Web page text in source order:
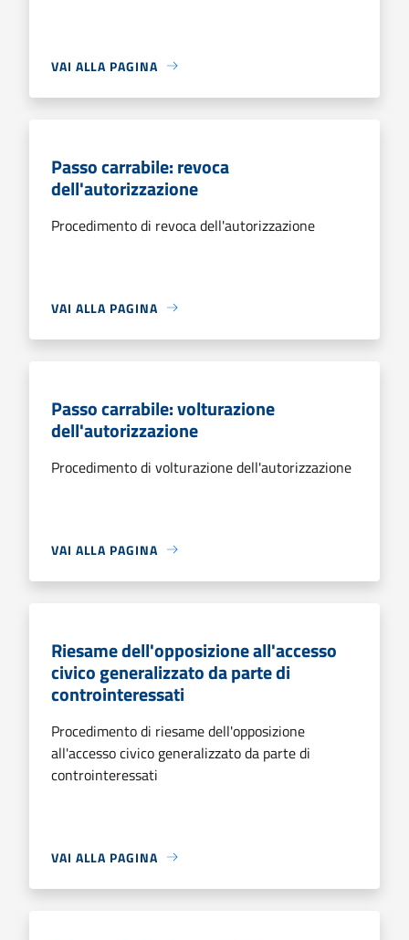
VAI ALLA PAGINA
Passo carrabile: revoca
dell'autorizzazione
Procedimento di revoca dell'autorizzazione
VAI ALLA PAGINA
Passo carrabile: volturazione
dell'autorizzazione
Procedimento di volturazione dell'autorizzazione
VAI ALLA PAGINA
Riesame dell'opposizione all'accesso
civico generalizzato da parte di
controinteressati
Procedimento di riesame dell'opposizione
all'accesso civico generalizzato da parte di
controinteressati
VAI ALLA PAGINA